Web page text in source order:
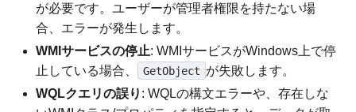
が必要です。ユーザーが管理者権限を持たない場
合、エラーが発生します。
WMIサービスの停止: WMIサービスがWindows上で停
止している場合、
GetObject が失敗します。
WQLクエリの誤り : WQLの構文エラーや、存在しな